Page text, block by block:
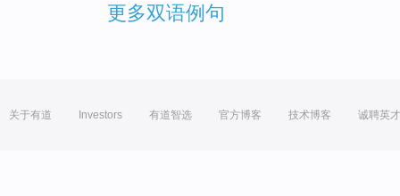
更多双语例句
关于有道 Investors 有道智选 官方博客 技术博客 诚聘英才